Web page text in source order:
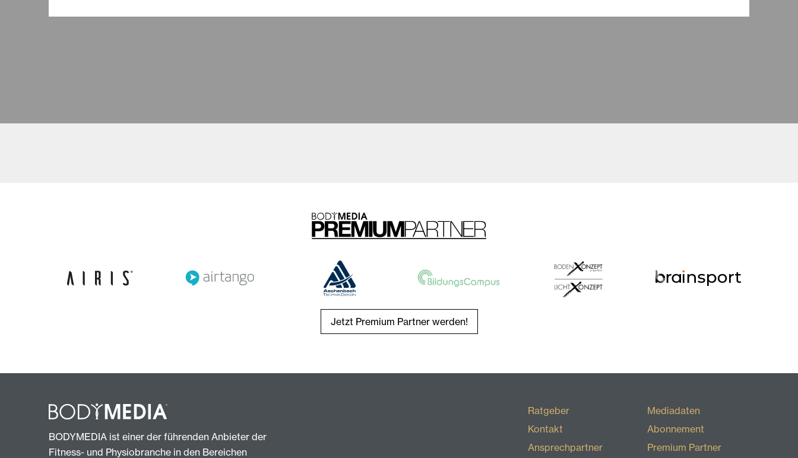
Jetzt Premium Partner werden!
BODYMEDIA ist einer der führenden Anbieter der
Fitness- und Physiobranche in den Bereichen
Ratgeber
Kontakt
Ansprechpartner
Mediadaten
Abonnement
Premium Partner